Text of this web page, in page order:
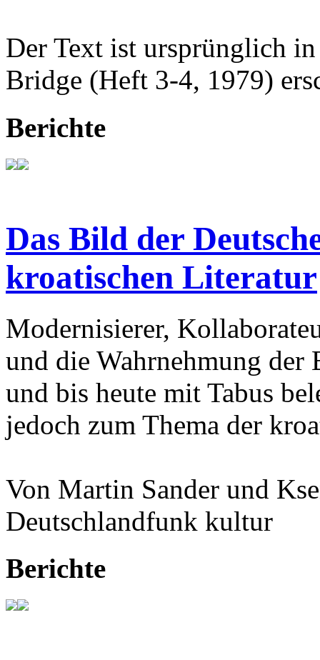
Der Text ist ursprünglich
Bridge (Heft 3-4, 1979)
Berichte
Das Bild der
kroatischen Literatur
Modernisierer,
und die Wahrnehmung
und bis heute mit Tabus
jedoch zum Thema der
Von Martin Sander und
Deutschlandfunk kultur
Berichte